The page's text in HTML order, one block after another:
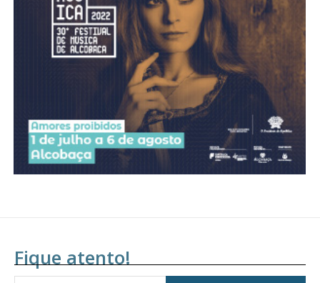
Fique atento!